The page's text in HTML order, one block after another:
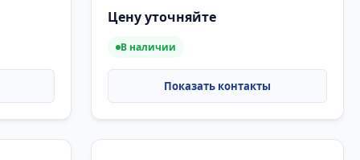
Цену уточняйте
В наличии